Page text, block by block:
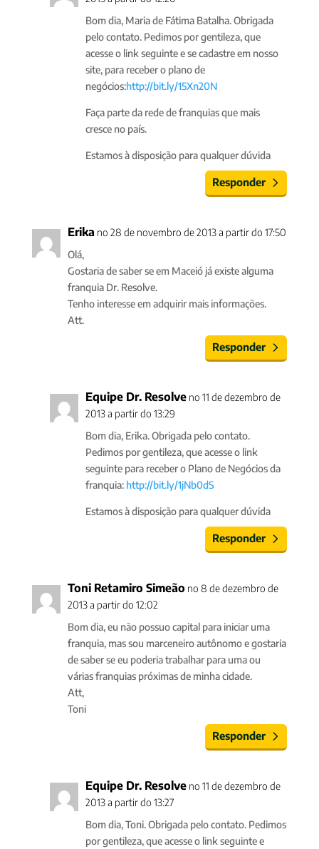
Bom dia, Maria de Fátima Batalha. Obrigada
pelo contato. Pedimos por gentileza, que
acesse o link seguinte e se cadastre em nosso
site, para receber o plano de
negócios:http://bit.ly/15Xn20N
Faça parte da rede de franquias que mais
cresce no país.
Estamos à disposição para qualquer dúvida
Responder
Erika no 28 de novembro de 2013 a partir do 17:50
Olá,
Gostaria de saber se em Maceió já existe alguma
franquia Dr. Resolve.
Tenho interesse em adquirir mais informações.
Att.
Responder
Equipe Dr. Resolve no 11 de dezembro de
2013 a partir do 13:29
Bom dia, Erika. Obrigada pelo contato.
Pedimos por gentileza, que acesse o link
seguinte para receber o Plano de Negócios da
franquia: http://bit.ly/1jNb0dS
Estamos à disposição para qualquer dúvida
Responder
Toni Retamiro Simeão no 8 de dezembro de
2013 a partir do 12:02
Bom dia, eu não possuo capital para iniciar uma
franquia, mas sou marceneiro autônomo e gostaria
de saber se eu poderia trabalhar para uma ou
várias franquias próximas de minha cidade.
Att,
Toni
Responder
Equipe Dr. Resolve no 11 de dezembro de
2013 a partir do 13:27
Bom dia, Toni. Obrigada pelo contato. Pedimos
por gentileza, que acesse o link seguinte e